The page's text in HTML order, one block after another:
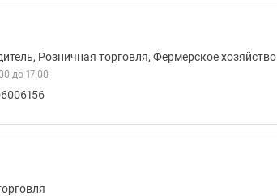
Розничная торговля, Фермерское хозяйство
до 17.00